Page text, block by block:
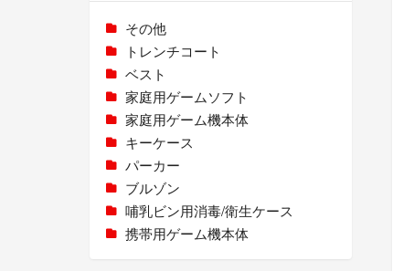
その他
トレンチコート
ベスト
家庭用ゲームソフト
家庭用ゲーム機本体
キーケース
パーカー
ブルゾン
哺乳ビン用消毒/衛生ケース
携帯用ゲーム機本体